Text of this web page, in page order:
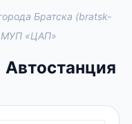
Братска (bratsk-
МУП «ЦАП»